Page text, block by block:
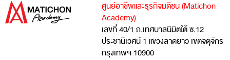
ศูนย์อาชีพและธุรกิจมติชน (Matichon
Academy)
เลขที่ 40/1 ถ.เทศบาลนิมิตใต้ ซ.12
ประชานิเวศน์ 1 แขวงลาดยาว เขตจตุจักร
กรุงเทพฯ 10900